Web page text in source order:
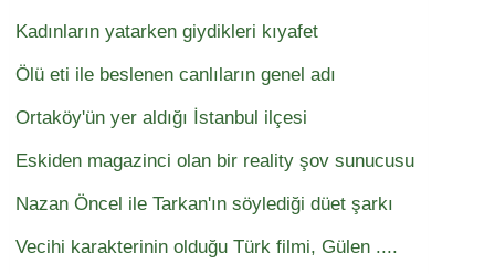
Kadınların yatarken giydikleri kıyafet
Ölü eti ile beslenen canlıların genel adı
Ortaköy'ün yer aldığı İstanbul ilçesi
Eskiden magazinci olan bir reality şov sunucusu
Nazan Öncel ile Tarkan'ın söylediği düet şarkı
Vecihi karakterinin olduğu Türk filmi, Gülen ....